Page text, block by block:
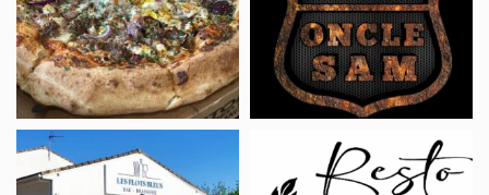
Five
BAR
(Uncle
Sam
Restaurant
Les
Restaurant
Resto